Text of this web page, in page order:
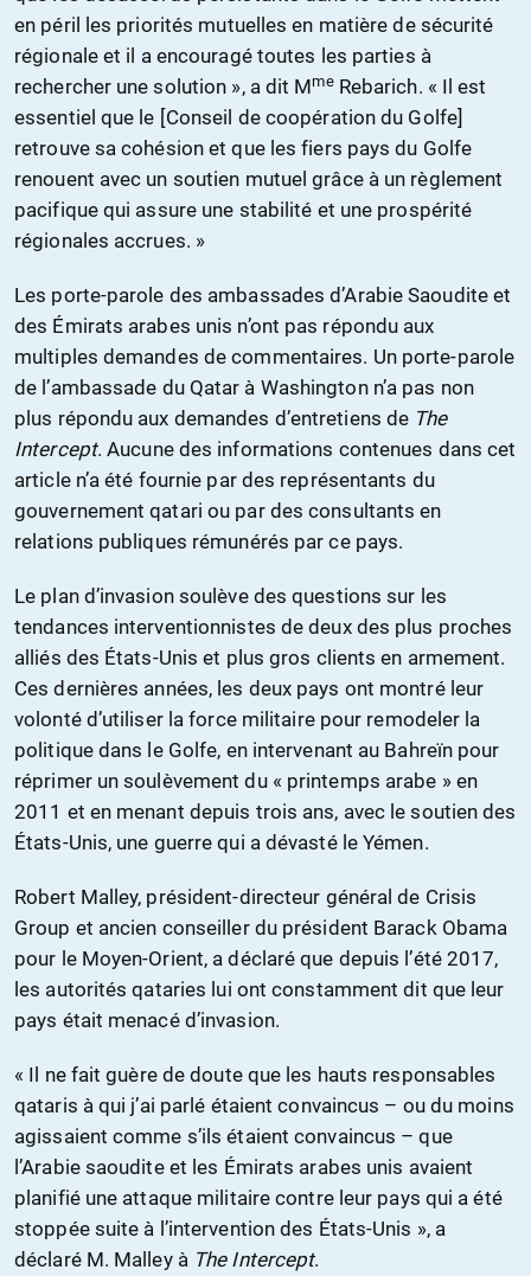
en péril les priorités mutuelles en matière de sécurité
régionale et il a encouragé toutes les parties à
rechercher une solution », a dit MmeRebarich. « Il est
essentiel que le [Conseil de coopération du Golfe]
retrouve sa cohésion et que les fiers pays du Golfe
renouent avec un soutien mutuel grâce à un règlement
pacifique qui assure une stabilité et une prospérité
régionales accrues. »
Les porte-parole des ambassades d’Arabie Saoudite et
des Émirats arabes unis n’ont pas répondu aux
multiples demandes de commentaires. Un porte-parole
de l’ambassade du Qatar à Washington n’a pas non
plus répondu aux demandes d’entretiens de The
Intercept. Aucune des informations contenues dans cet
article n’a été fournie par des représentants du
gouvernement qatari ou par des consultants en
relations publiques rémunérés par ce pays.
Le plan d’invasion soulève des questions sur les
tendances interventionnistes de deux des plus proches
alliés des États-Unis et plus gros clients en armement.
Ces dernières années, les deux pays ont montré leur
volonté d’utiliser la force militaire pour remodeler la
politique dans le Golfe, en intervenant au Bahreïn pour
réprimer un soulèvement du « printemps arabe » en
2011 et en menant depuis trois ans, avec le soutien des
États-Unis, une guerre qui a dévasté le Yémen.
Robert Malley, président-directeur général de Crisis
Group et ancien conseiller du président Barack Obama
pour le Moyen-Orient, a déclaré que depuis l’été 2017,
les autorités qataries lui ont constamment dit que leur
pays était menacé d’invasion.
« Il ne fait guère de doute que les hauts responsables
qataris à qui j’ai parlé étaient convaincus – ou du moins
agissaient comme s’ils étaient convaincus – que
l’Arabie saoudite et les Émirats arabes unis avaient
planifié une attaque militaire contre leur pays qui a été
stoppée suite à l’intervention des États-Unis », a
déclaré M. Malley à The Intercept.